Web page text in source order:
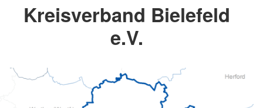
Kreisverband Bielefeld
e.V.